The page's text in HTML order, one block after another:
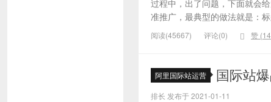
过程中，出了问题，下面就会
准推广，最典型的做法就是：
阅读(45667) 评论(0) 赞 (14
阿里国际站运营 国际站
排长 发布于 2021-01-11